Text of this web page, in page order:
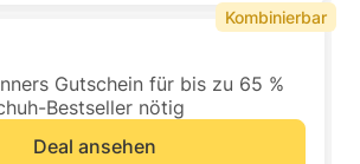
Gutschein für bis zu 65 %
Bestseller nötig
Deal ansehen
Kombinierbar